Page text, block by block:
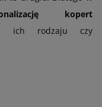
kopert
ich rodzaju czy